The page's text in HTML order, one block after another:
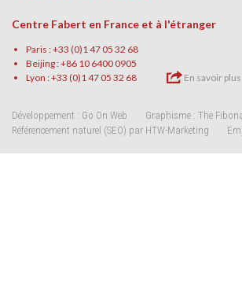
Centre Fabert en France et à l'étranger
Paris : +33 (0)1 47 05 32 68
Beijing : +86 10 6400 0905
Lyon : +33 (0)1 47 05 32 68
En savoir plus
Développement : Go On Web Graphisme : The
Référencement naturel (SEO) par HTW-Marketing